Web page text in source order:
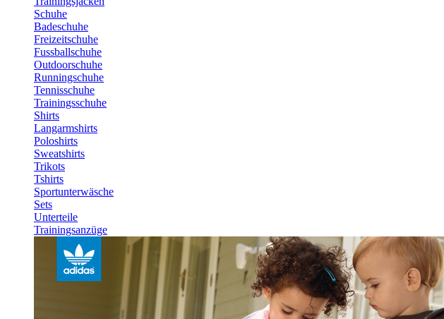
Schuhe
Badeschuhe
Freizeitschuhe
Fussballschuhe
Outdoorschuhe
Runningschuhe
Tennisschuhe
Trainingsschuhe
Shirts
Langarmshirts
Poloshirts
Sweatshirts
Trikots
Tshirts
Sportunterwäsche
Sets
Unterteile
Trainingsanzüge